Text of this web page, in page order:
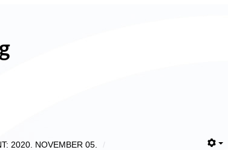
2020. NOVEMBER 05.